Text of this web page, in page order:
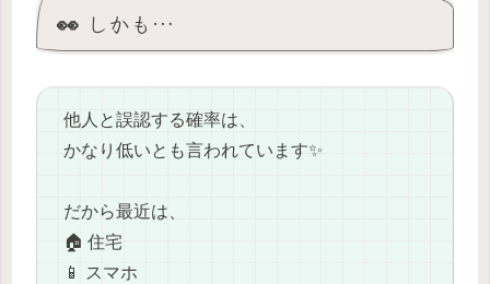
👀 しかも…
他人と誤認する確率は、
かなり低いとも言われています✨
だから最近は、
🏠 住宅
📱 スマホ